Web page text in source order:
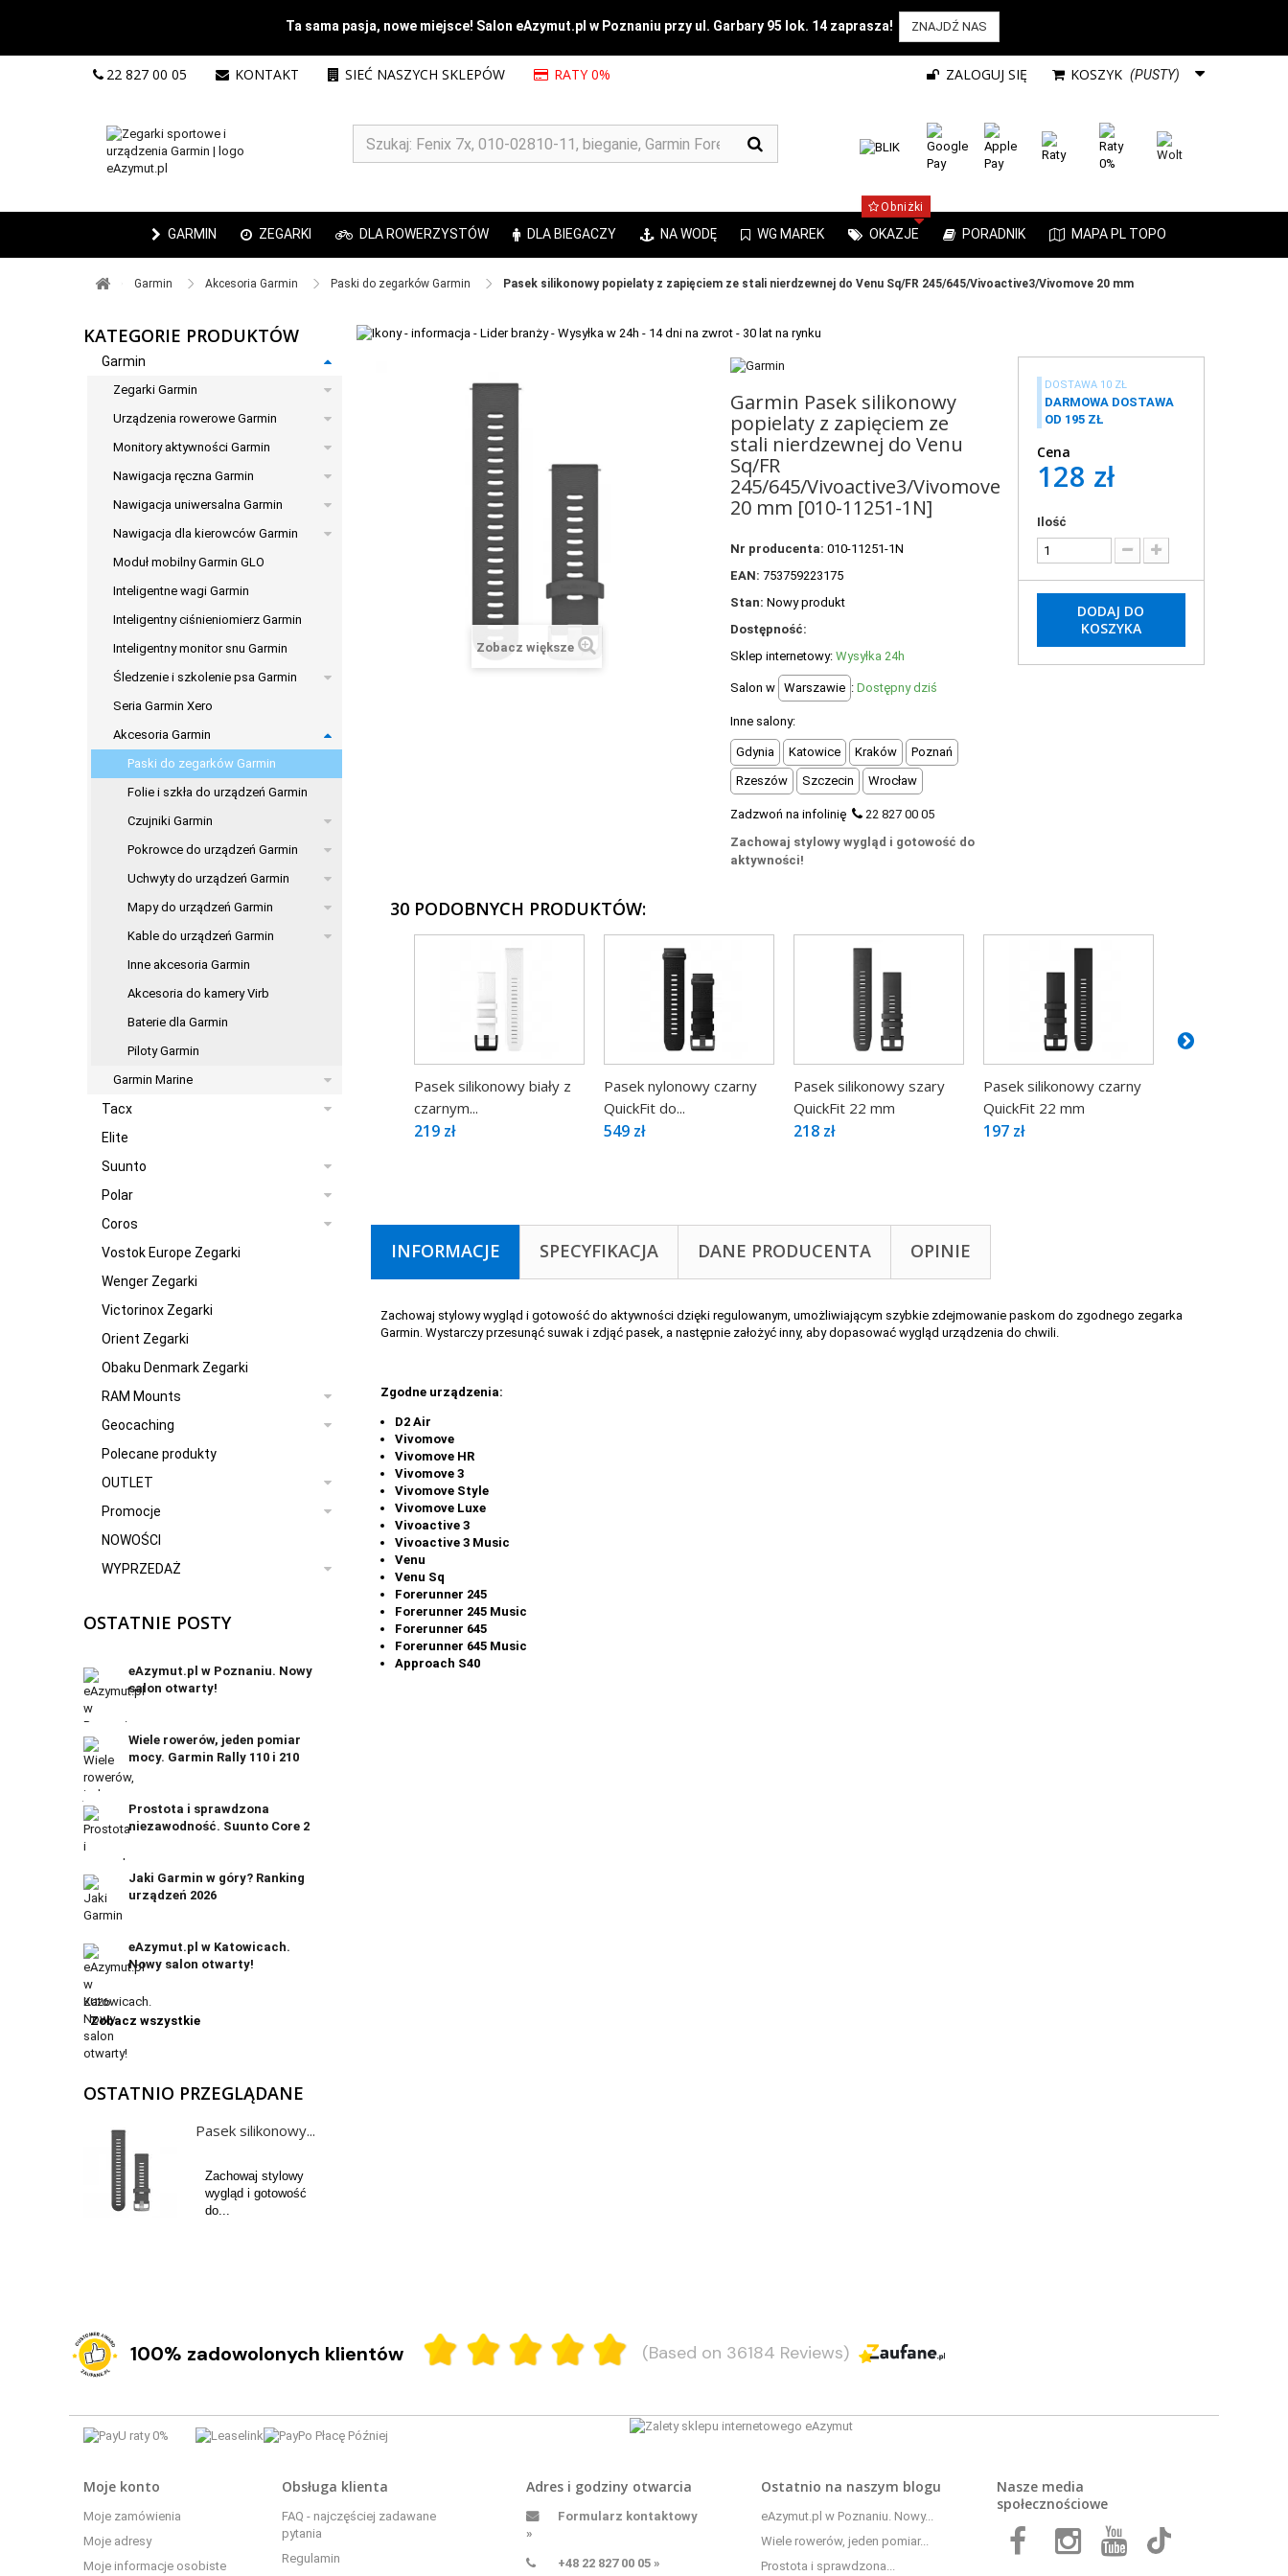
Ta sama pasja, nowe miejsce! Salon eAzymut.pl w Poznaniu przy ul. Garbary 95 lok. 14 zaprasza! ZNAJDŹ NAS
KOSZYK (PUSTY)
ZALOGUJ SIĘ
22 827 00 05 KONTAKT SIEĆ NASZYCH SKLEPÓW RATY 0%
GARMIN ZEGARKI DLA ROWERZYSTÓW DLA BIEGACZY NA WODĘ WG MAREK OKAZJE
Obniżki
PORADNIK MAPA PL TOPO
Garmin ​ Akcesoria Garmin ​ Paski do zegarków Garmin ​ Pasek silikonowy popielaty z zapięciem ze stali nierdzewnej do Venu Sq/FR 245/645/Vivoactive3/Vivomove 20 mm
KATEGORIE PRODUKTÓW
Garmin
Zegarki Garmin
Urządzenia rowerowe Garmin
Monitory aktywności Garmin
Nawigacja ręczna Garmin
Nawigacja uniwersalna Garmin
Nawigacja dla kierowców Garmin
Moduł mobilny Garmin GLO
Inteligentne wagi Garmin
Inteligentny ciśnieniomierz Garmin
Inteligentny monitor snu Garmin
Śledzenie i szkolenie psa Garmin
Seria Garmin Xero
Akcesoria Garmin
Paski do zegarków Garmin
Folie i szkła do urządzeń Garmin
Czujniki Garmin
Pokrowce do urządzeń Garmin
Uchwyty do urządzeń Garmin
Mapy do urządzeń Garmin
Kable do urządzeń Garmin
Inne akcesoria Garmin
Akcesoria do kamery Virb
Baterie dla Garmin
Piloty Garmin
Garmin Marine
Tacx
Elite
Suunto
Polar
Coros
Vostok Europe Zegarki
Wenger Zegarki
Victorinox Zegarki
Orient Zegarki
Obaku Denmark Zegarki
RAM Mounts
Geocaching
Polecane produkty
OUTLET
Promocje
NOWOŚCI
WYPRZEDAŻ
OSTATNIE POSTY
eAzymut.pl w Poznaniu. Nowy
salon otwarty!
Wiele rowerów, jeden pomiar
mocy. Garmin Rally 110 i 210
Prostota i sprawdzona
niezawodność. Suunto Core 2
Jaki Garmin w góry? Ranking
urządzeń 2026
eAzymut.pl w Katowicach.
Nowy salon otwarty!
Zobacz wszystkie
OSTATNIO PRZEGLĄDANE
Pasek silikonowy...
Zachowaj stylowy
wygląd i gotowość
do...
Zobacz większe
Garmin Pasek silikonowy
popielaty z zapięciem ze
stali nierdzewnej do Venu
Sq/FR
245/645/Vivoactive3/Vivomove
20 mm [010-11251-1N]
Nr producenta: 010-11251-1N
EAN: 753759223175
Stan: Nowy produkt
Dostępność:
Sklep internetowy: Wysyłka 24h
Salon w Warszawie : Dostępny dziś
Inne salony:
Gdynia Katowice Kraków
Poznań
Rzeszów
Szczecin Wrocław
Zadzwoń na infolinię
22 827 00 05
Zachowaj stylowy wygląd i gotowość do
aktywności!
DOSTAWA 10 ZŁ
DARMOWA DOSTAWA
OD 195 ZŁ
Cena
128 zł
Ilość
DODAJ DO
KOSZYKA
30 PODOBNYCH PRODUKTÓW:
Pasek silikonowy biały z
czarnym...
219 zł
Pasek nylonowy czarny
QuickFit do...
549 zł
Pasek silikonowy szary
QuickFit 22 mm
218 zł
Pasek silikonowy czarny
QuickFit 22 mm
197 zł
INFORMACJE SPECYFIKACJA DANE PRODUCENTA OPINIE
Zachowaj stylowy wygląd i gotowość do aktywności dzięki regulowanym, umożliwiającym szybkie zdejmowanie paskom do zgodnego zegarka
Garmin. Wystarczy przesunąć suwak i zdjąć pasek, a następnie założyć inny, aby dopasować wygląd urządzenia do chwili.
Zgodne urządzenia:
D2 Air
Vivomove
Vivomove HR
Vivomove 3
Vivomove Style
Vivomove Luxe
Vivoactive 3
Vivoactive 3 Music
Venu
Venu Sq
Forerunner 245
Forerunner 245 Music
Forerunner 645
Forerunner 645 Music
Approach S40
100% zadowolonych klientów (Based on 36184 Reviews)
Moje konto
Moje zamówienia
Moje adresy
Moje informacje osobiste
Obsługa klienta
FAQ - najczęściej zadawane
pytania
Regulamin
Adres i godziny otwarcia
Formularz kontaktowy
»
+48 22 827 00 05 »
Ostatnio na naszym blogu
eAzymut.pl w Poznaniu. Nowy...
Wiele rowerów, jeden pomiar...
Prostota i sprawdzona...
Nasze media
społecznościowe